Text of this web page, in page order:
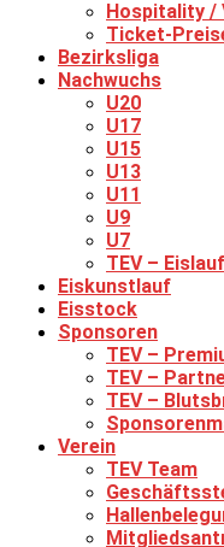
Hospitality /
Ticket-
Bezirksliga
Nachwuchs
U20
U17
U15
U13
U11
U9
U7
TEV –
Eiskunstlauf
Eisstock
Sponsoren
TEV –
TEV –
TEV –
Verein
TEV Team